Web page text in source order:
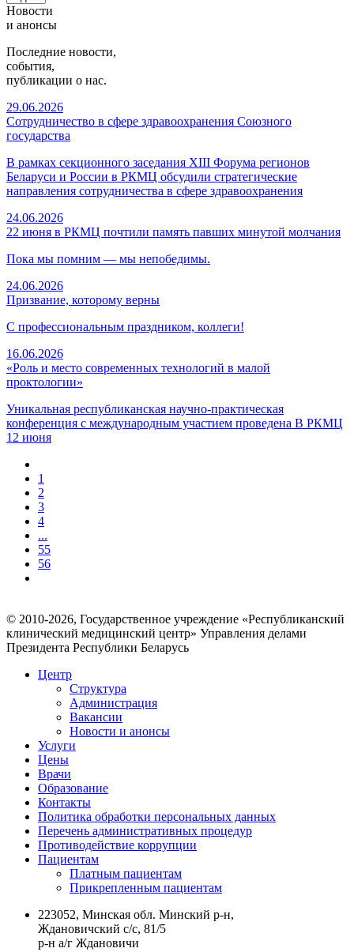
Новости
и анонсы
Последние новости,
события,
публикации о нас.
29.06.2026
Сотрудничество в сфере здравоохранения Союзного
государства
В рамках секционного заседания XIII Форума регионов
Беларуси и России в РКМЦ обсудили стратегические
направления сотрудничества в сфере здравоохранения
24.06.2026
22 июня в РКМЦ почтили память павших минутой молчания
Пока мы помним — мы непобедимы.
24.06.2026
Призвание, которому верны
С профессиональным праздником, коллеги!
16.06.2026
«Роль и место современных технологий в малой
проктологии»
Уникальная республиканская научно-практическая
конференция с международным участием проведена В РКМЦ
12 июня
1
2
3
4
...
55
56
© 2010-2026, Государственное учреждение «Республиканский
клинический медицинский центр» Управления делами
Президента Республики Беларусь
Центр
Структура
Администрация
Вакансии
Новости и анонсы
Услуги
Цены
Врачи
Образование
Контакты
Политика обработки персональных данных
Перечень административных процедур
Противодействие коррупции
Пациентам
Платным пациентам
Прикрепленным пациентам
223052, Минская обл. Минский р-н,
Ждановичский с/с, 81/5
р-н а/г Ждановичи